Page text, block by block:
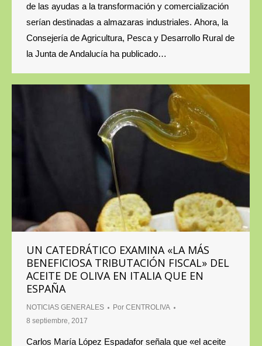
de las ayudas a la transformación y comercialización
serían destinadas a almazaras industriales. Ahora, la
Consejería de Agricultura, Pesca y Desarrollo Rural de
la Junta de Andalucía ha publicado…
UN CATEDRÁTICO EXAMINA «LA MÁS
BENEFICIOSA TRIBUTACIÓN FISCAL» DEL
ACEITE DE OLIVA EN ITALIA QUE EN
ESPAÑA
NOTICIAS GENERALES Por CENTROLIVA
8 septiembre, 2017
Carlos María López Espadafor señala que «el aceite